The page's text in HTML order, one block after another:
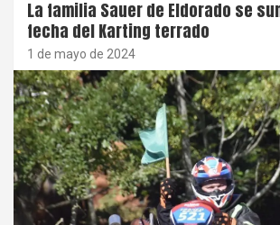
La familia Sauer de Eldorado se
fecha del Karting terrado
1 de mayo de 2024